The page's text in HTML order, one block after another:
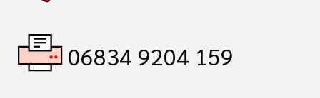
06834 9204 159